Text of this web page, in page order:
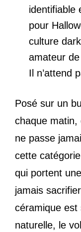
identifiable
pour
culture
amateur
Il n’attend
Posé sur un
chaque matin,
ne passe
cette
qui portent
jamais
céramique est
naturelle, le